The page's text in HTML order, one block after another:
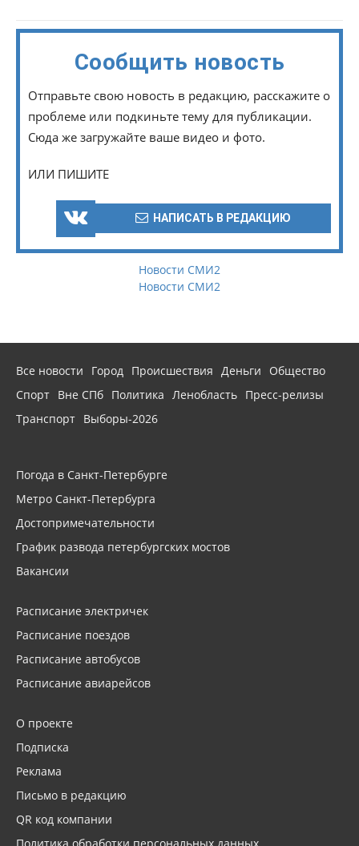
Сообщить новость
Отправьте свою новость в редакцию, расскажите о
проблеме или подкиньте тему для публикации.
Сюда же загружайте ваше видео и фото.
ИЛИ ПИШИТЕ
НАПИСАТЬ В РЕДАКЦИЮ
Новости СМИ2
Новости СМИ2
Все новости Город Происшествия Деньги
Общество
Спорт Вне СПб Политика Ленобласть Пресс-релизы
Транспорт Выборы-2026
Погода в Санкт-Петербурге
Метро Санкт-Петербурга
Достопримечательности
График развода петербургских мостов
Вакансии
Расписание электричек
Расписание поездов
Расписание автобусов
Расписание авиарейсов
О проекте
Подписка
Реклама
Письмо в редакцию
QR код компании
Политика обработки персональных данных